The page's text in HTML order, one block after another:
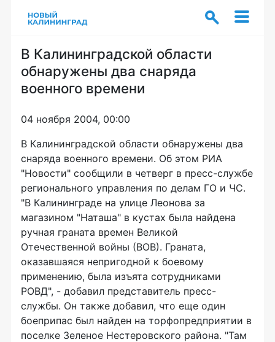
В Калининградской области
обнаружены два снаряда
военного времени
04 ноября 2004, 00:00
В Калининградской области обнаружены два
снаряда военного времени. Об этом РИА
"Новости" сообщили в четверг в пресс-службе
регионального управления по делам ГО и ЧС.
"В Калининграде на улице Леонова за
магазином "Наташа" в кустах была найдена
ручная граната времен Великой
Отечественной войны (ВОВ). Граната,
оказавшаяся непригодной к боевому
применению, была изъята сотрудниками
РОВД", - добавил представитель пресс-
службы. Он также добавил, что еще один
боеприпас был найден на торфопредприятии в
поселке Зеленое Нестеровского района. "Там